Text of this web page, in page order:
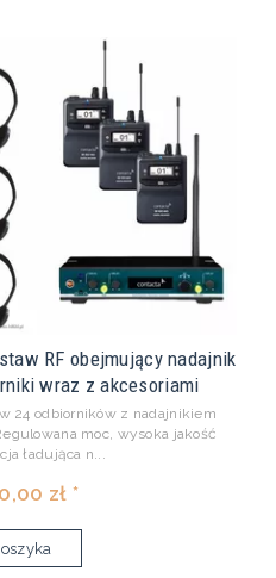
RF obejmujący nadajnik
wraz z akcesoriami
24 odbiorników z nadajnikiem
moc, wysoka jakość
ładująca n...
zł *